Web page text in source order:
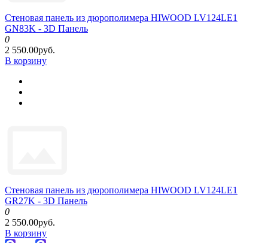
Стеновая панель из дюрополимера HIWOOD LV124LE1
GN83K - 3D Панель
0
2 550.00руб.
В корзину
Стеновая панель из дюрополимера HIWOOD LV124LE1
GR27K - 3D Панель
0
2 550.00руб.
В корзину